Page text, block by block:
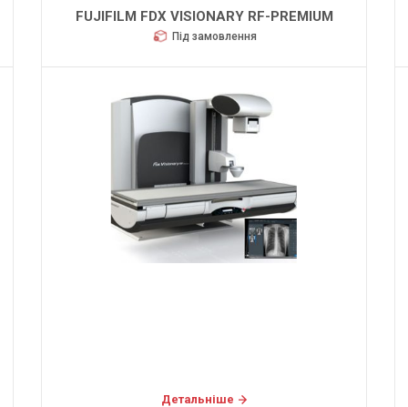
FUJIFILM FDX VISIONARY RF-PREMIUM
Під замовлення
Детальніше